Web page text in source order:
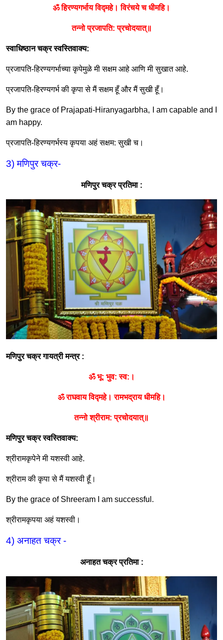
ॐ हिरण्यगर्भाय विद्महे। विरंचये च धीमहि।
तन्नो प्रजापति:प्रचोदयात्॥
स्वाधिष्ठान चक्र स्वस्तिवाक्य:
प्रजापति-हिरण्यगर्भाच्या कृपेमुळे मी सक्षम आहे आणि मी सुखात आहे.
प्रजापति-हिरण्यगर्भ की कृपा से मैं सक्षम हूँ और मैं सुखी हूँ।
By the grace of Prajapati-Hiranyagarbha, I am capable and I
am happy.
प्रजापति-हिरण्यगर्भस्य कृपया अहं सक्षम:सुखी च।
3)मणिपुर चक्र-
मणिपुर चक्र प्रतिमा:
मणिपुर चक्र गायत्री मन्त्र:
ॐ भू: भुव:स्व: ।
ॐ राघवाय विद्महे। रामभद्राय धीमहि।
तन्नो श्रीराम:प्रचोदयात्॥
मणिपुर चक्र स्वस्तिवाक्य:
श्रीरामकृपेने मी यशस्वी आहे.
श्रीराम की कृपा से मैं यशस्वी हूँ।
By the grace of Shreeram I am successful.
श्रीरामकृपया अहं यशस्वी।
4) अनाहत चक्र-
अनाहत चक्र प्रतिमा: